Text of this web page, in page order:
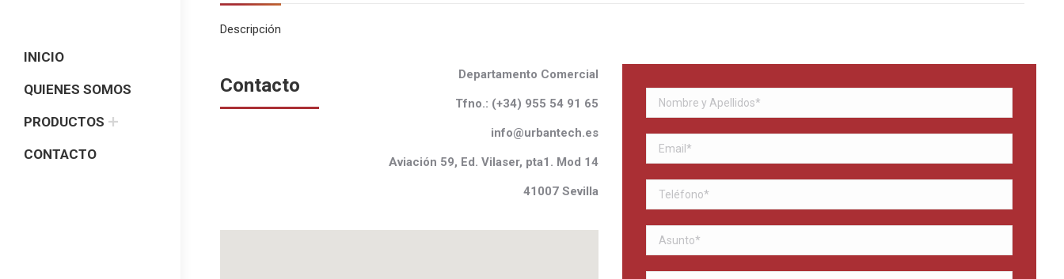
INICIO
QUIENES SOMOS
PRODUCTOS
CONTACTO
Descripción
Contacto Departamento Comercial
Tfno.: (+34) 955 54 91 65
info@urbantech.es
Aviación 59, Ed.Vilaser, pta1. Mod 14
41007 Sevilla